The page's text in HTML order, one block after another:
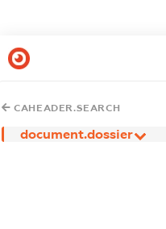
CAHEADER.SEARCH
document.dossier